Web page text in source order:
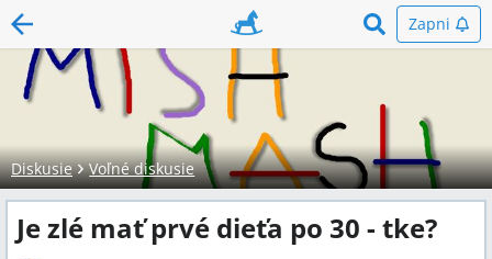
Zapni
Diskusie Voľné diskusie
Je zlé mať prvé dieťa po 30 - tke?